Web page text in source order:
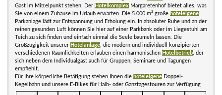
Gast im Mittelpunkt stehen. Der Hotelkomplex Margaretenhof bietet alles, was
Sie von einem Zuhause im Urlaub erwarten. Die 5.000 m² große hoteleigene
Parkanlage lädt zur Entspannung und Erholung ein. In absoluter Ruhe und an der
reinen gesunden Luft können Sie hier auf einer Parkbank oder im Liegestuhl am
Teich zu sich finden und einfach einmal die Seele baumeln lassen. Die
Großzügigkeit unserer Hotelanlage , die modern und individuell konzipierten
verschiedenen Räumlichkeiten erlauben einen harmonischen Hotelbetrieb , der
sich neben dem Individualgast auch für Gruppen, Seminare und Tagungen
empfiehlt.
Für Ihre körperliche Betätigung stehen Ihnen die hoteleigene Doppel-
Kegelbahn und unsere E-Bikes für Halb- oder Ganztagestouren zur Verfügung